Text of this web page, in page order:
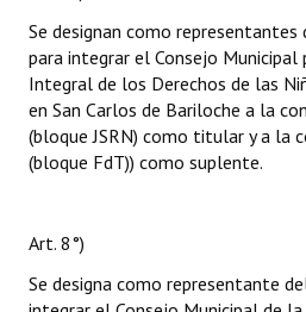
Se designan como representantes
para integrar el Consejo Municipal
Integral de los Derechos de las
en San Carlos de Bariloche a la
(bloque JSRN) como titular y a la
(bloque FdT)) como suplente.
Art. 8°)
Se designa como representante